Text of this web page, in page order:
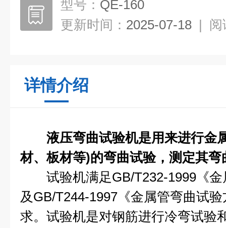
型号： QE-160
更新时间： 2025-07-18 | 阅
详情介绍
液压弯曲试验机是用来进行金
材、板材等)的弯曲试验，测定其
试验机满足GB/T232-1999《金
及GB/T244-1997《金属管弯曲试
求。试验机是对钢筋进行冷弯试验